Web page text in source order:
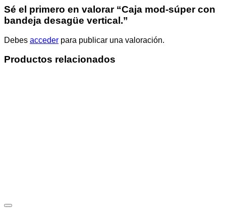
Sé el primero en valorar “Caja mod-súper con
bandeja desagüe vertical.”
Debes acceder para publicar una valoración.
Productos relacionados